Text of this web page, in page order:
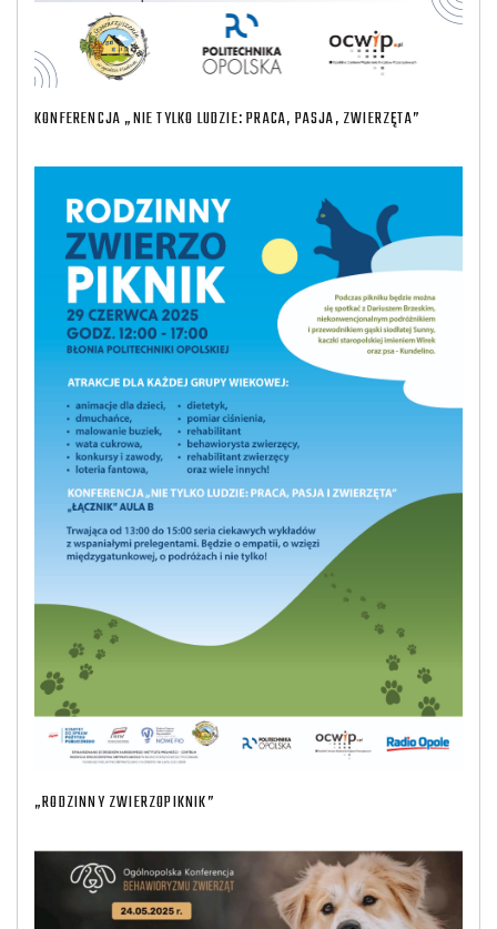
KONFERENCJA „NIE TYLKO LUDZIE: PRACA, PASJA, ZWIERZĘTA”
„RODZINNY ZWIERZOPIKNIK”